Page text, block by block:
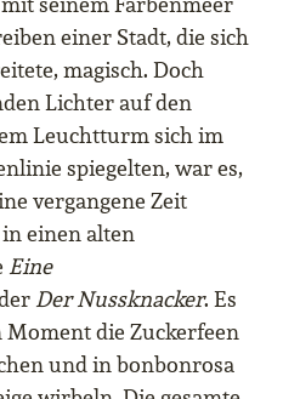
einer Stadt, die sich
magisch. Doch
Lichter auf den
Leuchtturm sich im
spiegelten, war es,
vergangene Zeit
einen alten
Eine
Der Nussknacker. Es
die Zuckerfeen
und in bonbonrosa